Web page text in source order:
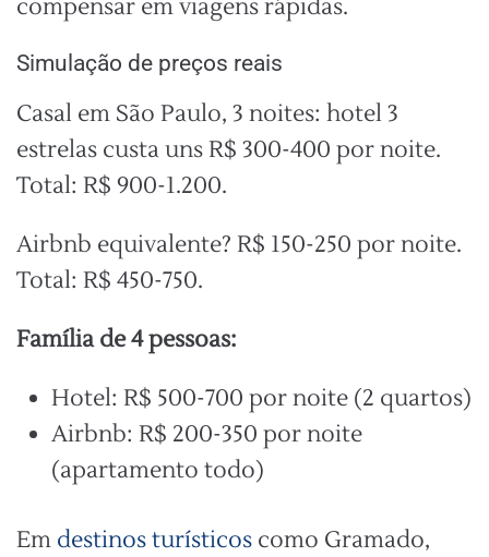
compensar em viagens rápidas.
Simulação de preços reais
Casal em São Paulo, 3 noites: hotel 3
estrelas custa uns R$ 300-400 por noite.
Total: R$ 900-1.200.
Airbnb equivalente? R$ 150-250 por noite.
Total: R$ 450-750.
Família de 4 pessoas:
Hotel: R$ 500-700 por noite (2 quartos)
Airbnb: R$ 200-350 por noite
(apartamento todo)
Em destinos turísticos como Gramado,